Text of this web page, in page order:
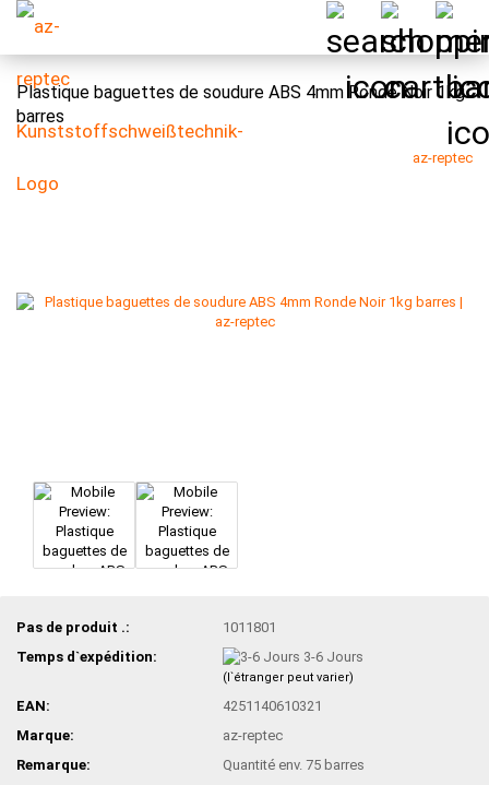
Plastique baguettes de soudure ABS 4mm Ronde Noir 1kg
barres
az-reptec
Pas de produit .:
1011801
Temps d`expédition:
3-6 Jours
(l`étranger peut varier)
EAN:
4251140610321
Marque:
az-reptec
Remarque:
Quantité env. 75 barres